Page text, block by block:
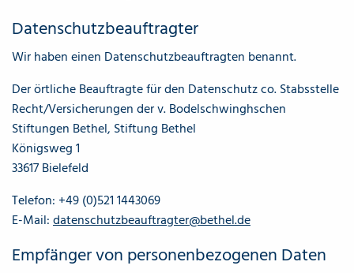
Datenschutz­beauftragter
Wir haben einen Datenschutzbeauftragten benannt.
Der örtliche Beauftragte für den Datenschutz co. Stabsstelle
Recht/Versicherungen der v. Bodelschwinghschen
Stiftungen Bethel, Stiftung Bethel
Königsweg 1
33617 Bielefeld
Telefon: +49 (0)521 1443069
E-Mail:datenschutzbeauftragter@bethel.de
Empfänger von personenbezogenen Daten